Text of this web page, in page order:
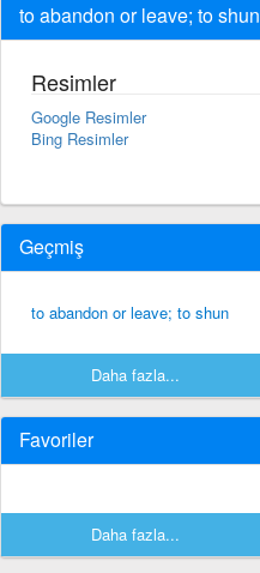
to abandon or leave; to shun
Resimler
Google Resimler
Bing Resimler
Geçmiş
to abandon or leave; to shun
Daha fazla...
Favoriler
Daha fazla...